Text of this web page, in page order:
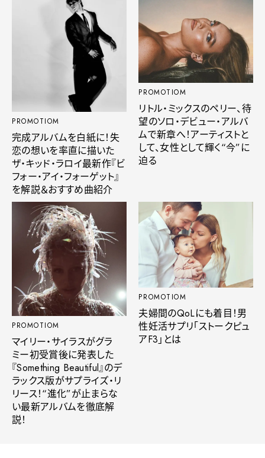
PROMOTIOM
完成アルバムを白紙に！失
恋の想いを率直に描いた
ザ・キッド・ラロイ最新作『ビ
フォー・アイ・フォーゲット』
を解説＆おすすめ曲紹介
PROMOTIOM
リトル・ミックスのペリー、待
望のソロ・デビュー・アルバ
ムで新章へ！アーティストと
して、女性として輝く“今”に
迫る
PROMOTIOM
マイリー・サイラスがグラ
ミー初受賞後に発表した
『Something Beautiful』のデ
ラックス版がサプライズ・リ
リース！“進化”が止まらな
い最新アルバムを徹底解
説！
PROMOTIOM
夫婦間のQoLにも着目！男
性妊活サプリ「ストークピュ
アF3」とは